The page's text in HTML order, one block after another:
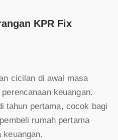
KPR Fix
cicilan di awal masa
keuangan.
tahun pertama, cocok bagi
rumah pertama
keuangan.